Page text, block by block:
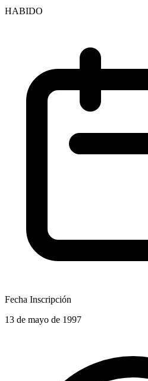
HABIDO
Fecha Inscripción
13 de mayo de 1997